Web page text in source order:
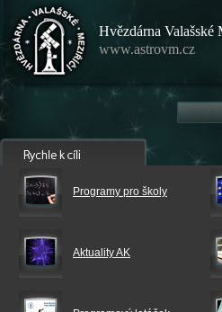
Hvězdárna Valašské
www.astrovm.cz
Programy pro školy
Aktuality AK